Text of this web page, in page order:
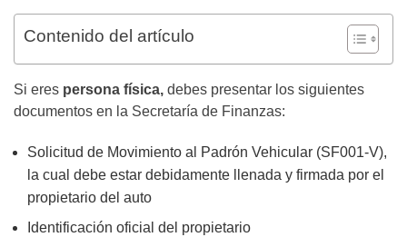
Contenido del artículo
Si eres persona física, debes presentar los siguientes
documentos en la Secretaría de Finanzas:
Solicitud de Movimiento al Padrón Vehicular (SF001-V),
la cual debe estar debidamente llenada y firmada por el
propietario del auto
Identificación oficial del propietario